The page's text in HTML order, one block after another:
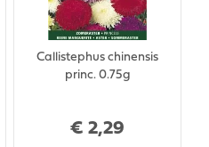
€ 2,29
Callistephus chinensis
princ. 0.75g